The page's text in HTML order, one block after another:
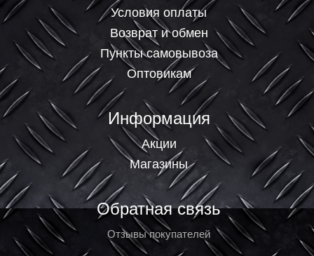
Условия оплаты
Возврат и обмен
Пункты самовывоза
Оптовикам
Информация
Акции
Магазины
Обратная связь
Отзывы покупателей